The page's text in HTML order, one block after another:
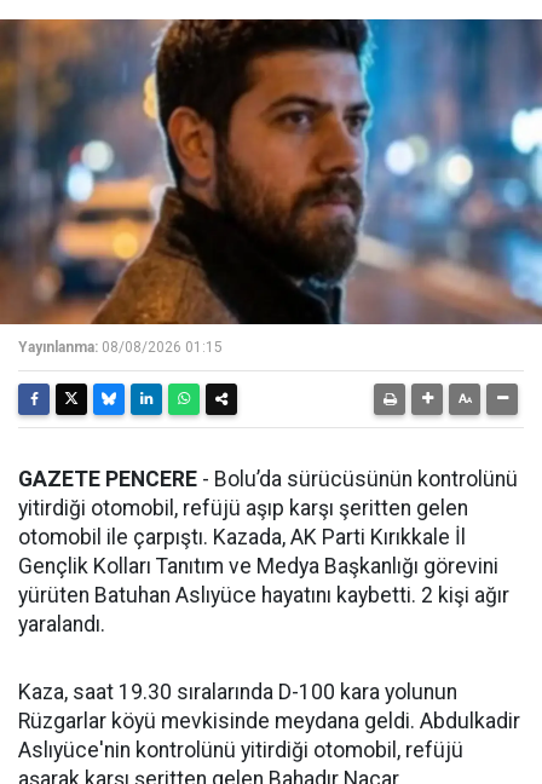
Yayınlanma: 08/08/2026 01:15
GAZETE PENCERE - Bolu’da sürücüsünün kontrolünü
yitirdiği otomobil, refüjü aşıp karşı şeritten gelen
otomobil ile çarpıştı. Kazada, AK Parti Kırıkkale İl
Gençlik Kolları Tanıtım ve Medya Başkanlığı görevini
yürüten Batuhan Aslıyüce hayatını kaybetti. 2 kişi ağır
yaralandı.
Kaza, saat 19.30 sıralarında D-100 kara yolunun
Rüzgarlar köyü mevkisinde meydana geldi. Abdulkadir
Aslıyüce'nin kontrolünü yitirdiği otomobil, refüjü